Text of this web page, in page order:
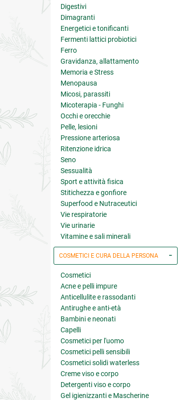
Digestivi
Dimagranti
Energetici e tonificanti
Fermenti lattici probiotici
Ferro
Gravidanza, allattamento
Memoria e Stress
Menopausa
Micosi, parassiti
Micoterapia - Funghi
Occhi e orecchie
Pelle, lesioni
Pressione arteriosa
Ritenzione idrica
Seno
Sessualità
Sport e attività fisica
Stitichezza e gonfiore
Superfood e Nutraceutici
Vie respiratorie
Vie urinarie
Vitamine e sali minerali
COSMETICI E CURA DELLA PERSONA
Cosmetici
Acne e pelli impure
Anticellulite e rassodanti
Antirughe e anti-età
Bambini e neonati
Capelli
Cosmetici per l'uomo
Cosmetici pelli sensibili
Cosmetici solidi waterless
Creme viso e corpo
Detergenti viso e corpo
Gel igienizzanti e Mascherine
K
(-10%)
MunitPlus
€ 46.20